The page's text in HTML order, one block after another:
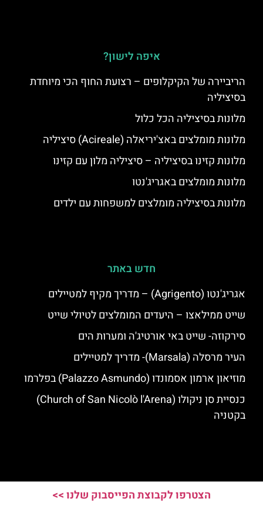
איפה לישון?
הריביירה של הקיקלופים – רצועת החוף הכי מיוחדת
בסיציליה
מלונות בסיציליה הכל כלול
מלונות מומלצים באצ'יריאלה (Acireale) סיציליה
מלונות קזינו בסיציליה – סיציליה מלון עם קזינו
מלונות מומלצים באגריג'נטו
מלונות בסיציליה מומלצים למשפחות עם ילדים
חדש באתר
אגריג'נטו (Agrigento) – מדריך מקיף למטיילים
שייט ממילאצו – היעדים המומלצים לטיולי שייט
סירקוזה- שייט באי אורטיג'ה ומערות הים
העיר מרסלה (Marsala)- מדריך למטיילים
מוזיאון ארמון אסמונדו (Palazzo Asmundo) בפלרמו
כנסיית סן ניקולו (Church of San Nicolò l'Arena)
בקטניה
הצטרפו לקבוצת הפייסבוק שלנו >>